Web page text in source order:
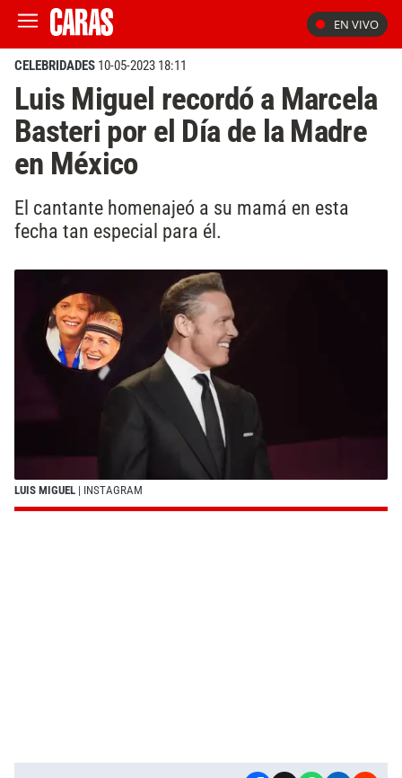
EN VIVO
CELEBRIDADES 10-05-2023 18:11
Luis Miguel recordó a Marcela
Basteri por el Día de la Madre
en México
El cantante homenajeó a su mamá en esta
fecha tan especial para él.
LUIS MIGUEL | INSTAGRAM